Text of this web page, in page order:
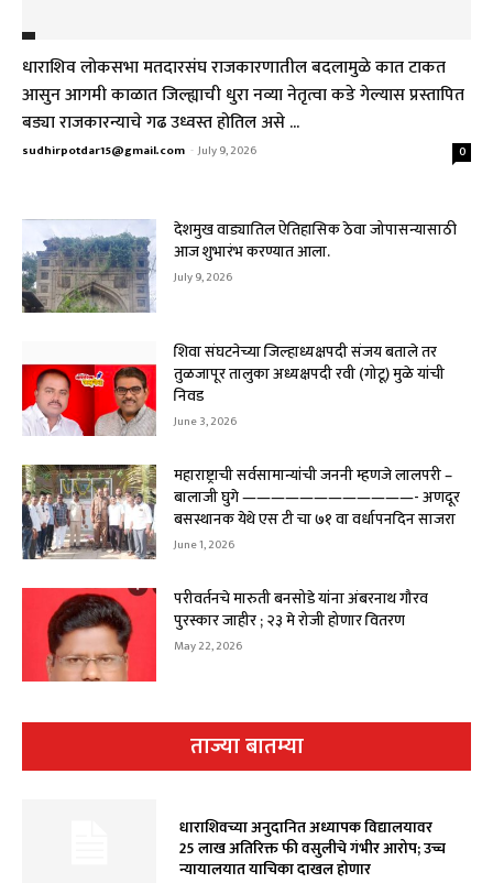
धाराशिव लोकसभा मतदारसंघ राजकारणातील बदलामुळे कात टाकत
आसुन आगमी काळात जिल्ह्याची धुरा नव्या नेतृत्वा कडे गेल्यास प्रस्तापित
बड्या राजकारन्याचे गढ उध्वस्त होतिल असे ...
sudhirpotdar15@gmail.com - July 9, 2026 0
देशमुख वाड्यातिल ऐतिहासिक ठेवा जोपासन्यासाठी
आज शुभारंभ करण्यात आला.
July 9, 2026
शिवा संघटनेच्या जिल्हाध्यक्षपदी संजय बताले तर
तुळजापूर तालुका अध्यक्षपदी रवी (गोटू) मुळे यांची
निवड
June 3, 2026
महाराष्ट्राची सर्वसामान्यांची जननी म्हणजे लालपरी –
बालाजी घुगे ————————————- अणदूर
बसस्थानक येथे एस टी चा ७१ वा वर्धापनदिन साजरा
June 1, 2026
परीवर्तनचे मारुती बनसोडे यांना अंबरनाथ गौरव
पुरस्कार जाहीर ; २३ मे रोजी होणार वितरण
May 22, 2026
ताज्या बातम्या
धाराशिवच्या अनुदानित अध्यापक विद्यालयावर
₹25 लाख अतिरिक्त फी वसुलीचे गंभीर आरोप; उच्च
न्यायालयात याचिका दाखल होणार